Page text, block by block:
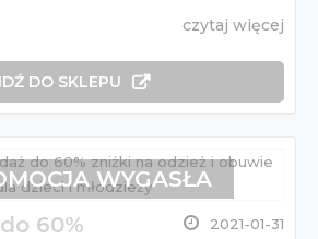
czytaj więcej
IDŹ DO SKLEPU
60% 2021-01-31
WYGASŁA